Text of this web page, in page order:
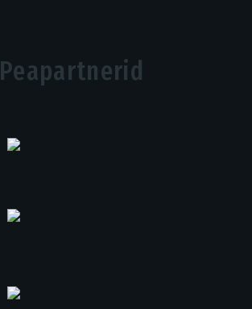
Peapartnerid